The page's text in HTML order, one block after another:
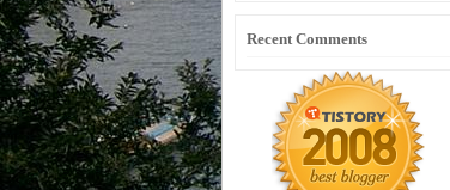
Recent Comments